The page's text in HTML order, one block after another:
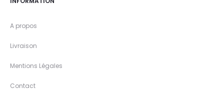
A propos
Livraison
Mentions Légales
Contact